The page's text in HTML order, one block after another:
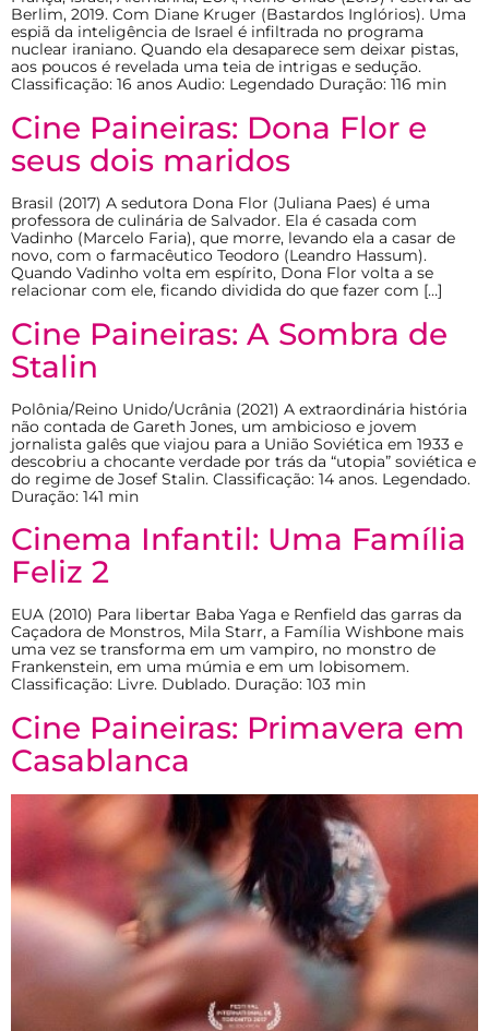
Berlim, 2019. Com Diane Kruger (Bastardos Inglórios). Uma
espiã da inteligência de Israel é infiltrada no programa
nuclear iraniano. Quando ela desaparece sem deixar pistas,
aos poucos é revelada uma teia de intrigas e sedução.
Classificação: 16 anos Audio: Legendado Duração: 116 min
Cine Paineiras: Dona Flor e
seus dois maridos
Brasil (2017) A sedutora Dona Flor (Juliana Paes) é uma
professora de culinária de Salvador. Ela é casada com
Vadinho (Marcelo Faria), que morre, levando ela a casar de
novo, com o farmacêutico Teodoro (Leandro Hassum).
Quando Vadinho volta em espírito, Dona Flor volta a se
relacionar com ele, ficando dividida do que fazer com […]
Cine Paineiras: A Sombra de
Stalin
Polônia/Reino Unido/Ucrânia (2021) A extraordinária história
não contada de Gareth Jones, um ambicioso e jovem
jornalista galês que viajou para a União Soviética em 1933 e
descobriu a chocante verdade por trás da “utopia” soviética e
do regime de Josef Stalin. Classificação: 14 anos. Legendado.
Duração: 141 min
Cinema Infantil: Uma Família
Feliz 2
EUA (2010) Para libertar Baba Yaga e Renfield das garras da
Caçadora de Monstros, Mila Starr, a Família Wishbone mais
uma vez se transforma em um vampiro, no monstro de
Frankenstein, em uma múmia e em um lobisomem.
Classificação: Livre. Dublado. Duração: 103 min
Cine Paineiras: Primavera em
Casablanca